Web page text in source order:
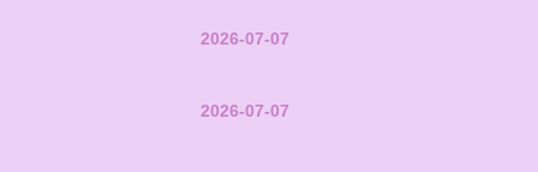
2026-07-07
2026-07-07